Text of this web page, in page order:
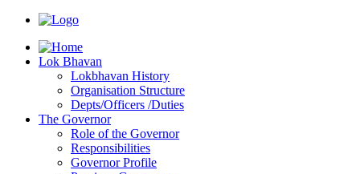
Lok Bhavan
Lokbhavan History
Organisation Structure
Depts/Officers /Duties
The Governor
Role of the Governor
Responsibilities
Governor Profile